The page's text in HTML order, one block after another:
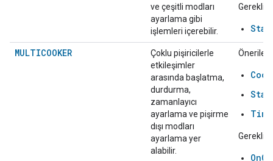
ve çeşitli modları
ayarlama gibi
işlemleri içerebilir.
Gerekli:
MULTICOOKER
Çoklu pişiricilerle
etkileşimler
arasında başlatma,
durdurma,
zamanlayıcı
ayarlama ve pişirme
dışı modları
ayarlama yer
alabilir.
Önerilen:
Cook
Gerekli: